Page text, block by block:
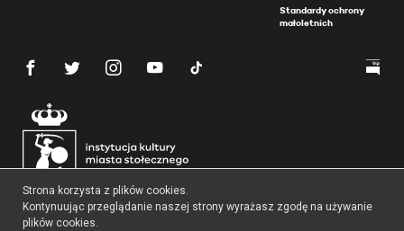
Standardy ochrony
małoletnich
Strona korzysta z plików cookies.
Kontynuując przeglądanie naszej strony wyrażasz zgodę na używanie
plików cookies.